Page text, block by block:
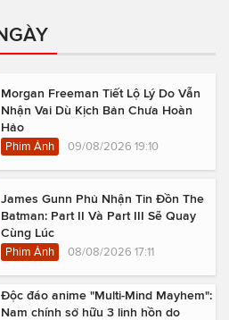
Morgan Freeman Tiết Lộ Lý Do Vẫn
Nhận Vai Dù Kịch Bản Chưa Hoàn
Hảo
Phim Ảnh 09/08/2026 19:10
James Gunn Phủ Nhận Tin Đồn The
Batman: Part II Và Part III Sẽ Quay
Cùng Lúc
Phim Ảnh 08/08/2026 17:11
Độc đáo anime "Multi-Mind Mayhem":
Nam chính sở hữu 3 linh hồn do